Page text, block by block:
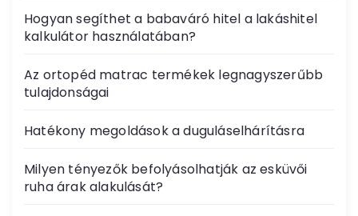
Hogyan segíthet a babaváró hitel a lakáshitel
kalkulátor használatában?
Az ortopéd matrac termékek legnagyszerűbb
tulajdonságai
Hatékony megoldások a duguláselhárításra
Milyen tényezők befolyásolhatják az esküvői
ruha árak alakulását?